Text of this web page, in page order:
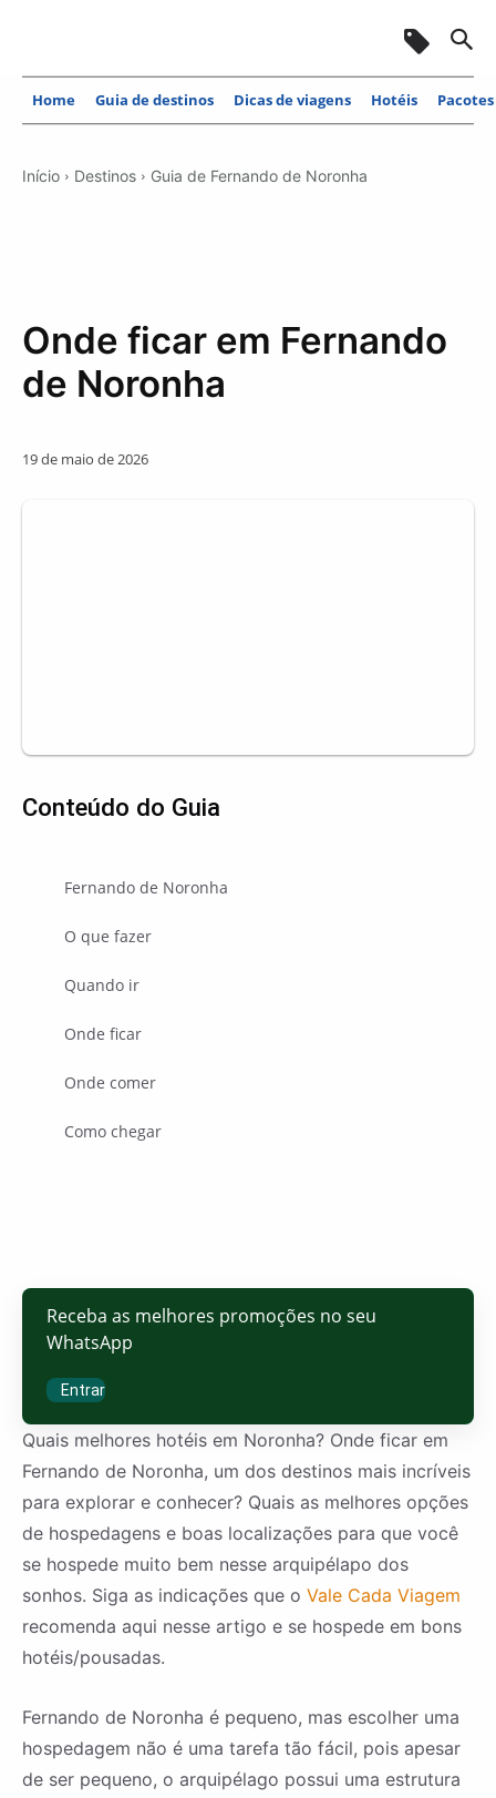
Home Guia de destinos Dicas de viagens Hotéis Pacotes
Início Destinos Guia de Fernando de Noronha
Onde ficar em Fernando
de Noronha
19 de maio de 2026
Conteúdo do Guia
Fernando de Noronha
O que fazer
Quando ir
Onde ficar
Onde comer
Como chegar
Receba as melhores promoções no seu
WhatsApp
Entrar
Quais melhores hotéis em Noronha? Onde ficar em
Fernando de Noronha, um dos destinos mais incríveis
para explorar e conhecer? Quais as melhores opções
de hospedagens e boas localizações para que você
se hospede muito bem nesse arquipélapo dos
sonhos. Siga as indicações que o Vale Cada Viagem
recomenda aqui nesse artigo e se hospede em bons
hotéis/pousadas.
Fernando de Noronha é pequeno, mas escolher uma
hospedagem não é uma tarefa tão fácil, pois apesar
de ser pequeno, o arquipélago possui uma estrutura